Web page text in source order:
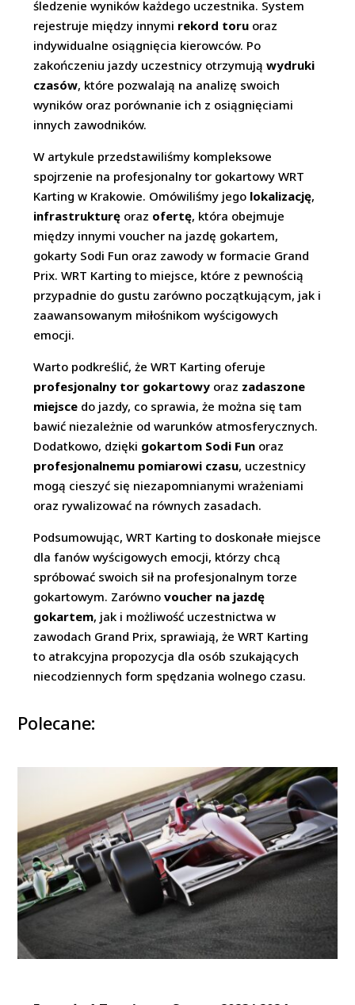
śledzenie wyników każdego uczestnika. System
rejestruje między innymi rekord toru oraz
indywidualne osiągnięcia kierowców. Po
zakończeniu jazdy uczestnicy otrzymująwydruki
czasów, które pozwalają na analizę swoich
wyników oraz porównanie ich z osiągnięciami
innych zawodników.
W artykule przedstawiliśmy kompleksowe
spojrzenie na profesjonalny tor gokartowy WRT
Karting w Krakowie. Omówiliśmy jego lokalizację,
infrastrukturę oraz ofertę, która obejmuje
między innymi voucher na jazdę gokartem,
gokarty Sodi Fun oraz zawody w formacie Grand
Prix. WRT Karting to miejsce, które z pewnością
przypadnie do gustu zarówno początkującym, jak i
zaawansowanym miłośnikom wyścigowych
emocji.
Warto podkreślić, że WRT Karting oferuje
profesjonalny tor gokartowy oraz zadaszone
miejsce do jazdy, co sprawia, że można się tam
bawić niezależnie od warunków atmosferycznych.
Dodatkowo, dzięki gokartom Sodi Fun oraz
profesjonalnemu pomiarowi czasu, uczestnicy
mogą cieszyć się niezapomnianymi wrażeniami
oraz rywalizować na równych zasadach.
Podsumowując, WRT Karting to doskonałe miejsce
dla fanów wyścigowych emocji, którzy chcą
spróbować swoich sił na profesjonalnym torze
gokartowym. Zarównovoucher na jazdę
gokartem, jak i możliwość uczestnictwa w
zawodach Grand Prix, sprawiają, że WRT Karting
to atrakcyjna propozycja dla osób szukających
niecodziennych form spędzania wolnego czasu.
Polecane: